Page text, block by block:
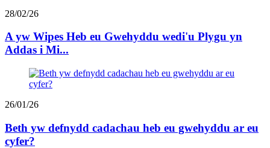
28/02/26
A yw Wipes Heb eu Gwehyddu wedi'u Plygu yn
Addas i Mi...
26/01/26
Beth yw defnydd cadachau heb eu gwehyddu ar eu
cyfer?